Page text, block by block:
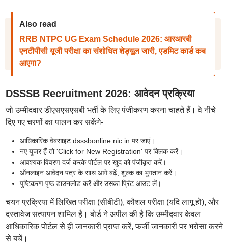
Also read
RRB NTPC UG Exam Schedule 2026: आरआरबी
एनटीपीसी यूजी परीक्षा का संशोधित शेड्यूल जारी, एडमिट कार्ड कब
आएगा?
DSSSB Recruitment 2026: आवेदन प्रक्रिया
जो उम्मीदवार डीएसएसएसबी भर्ती के लिए पंजीकरण करना चाहते हैं। वे नीचे
दिए गए चरणों का पालन कर सकेंगे-
आधिकारिक वेबसाइट dsssbonline.nic.in पर जाएं।
नए यूजर हैं तो 'Click for New Registration' पर क्लिक करें।
आवश्यक विवरण दर्ज करके पोर्टल पर खुद को पंजीकृत करें।
ऑनलाइन आवेदन पत्र के साथ आगे बढ़ें, शुल्क का भुगतान करें।
पुष्टिकरण पृष्ठ डाउनलोड करें और उसका प्रिंट आउट लें।
चयन प्रक्रिया में लिखित परीक्षा (सीबीटी), कौशल परीक्षा (यदि लागू हो), और
दस्तावेज सत्यापन शामिल है। बोर्ड ने अपील की है कि उम्मीदवार केवल
आधिकारिक पोर्टल से ही जानकारी प्राप्त करें, फर्जी जानकारी पर भरोसा करने
से बचें।